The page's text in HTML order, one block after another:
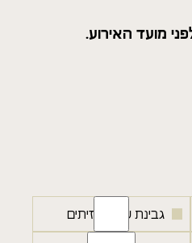
גבינת שמנת וזיתים